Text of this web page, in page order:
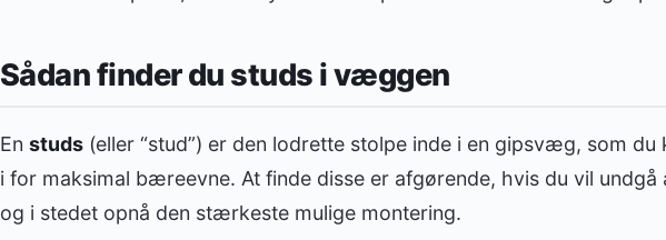
Sådan finder du studs i væggen
En studs (eller “stud”) er den lodrette stolpe inde i en gipsvæg, som du
i for maksimal bæreevne. At finde disse er afgørende, hvis du vil
og i stedet opnå den stærkeste mulige montering.